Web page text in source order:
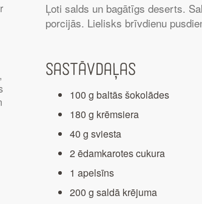
Ļoti salds un bagātīgs deserts.
porcijās. Lielisks brīvdienu
Sastāvdaļas
100 g baltās šokolādes
180 g krēmsiera
40 g sviesta
2 ēdamkarotes cukura
1 apelsīns
200 g saldā krējuma